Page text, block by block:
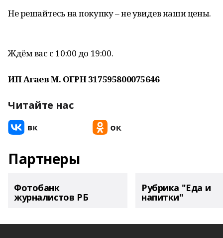
Не решайтесь на покупку – не увидев наши цены.
Ждём вас с 10:00 до 19:00.
ИП Агаев М. ОГРН 317595800075646
Читайте нас
Партнеры
Фотобанк
журналистов РБ
Рубрика "Еда и
напитки"